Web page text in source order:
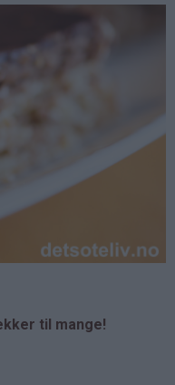
til mange!